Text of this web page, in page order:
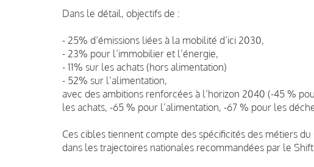
Dans le détail, objectifs de :
- 25% d’émissions liées à la mobilité d’ici 2030,
- 23% pour l’immobilier et l’énergie,
- 11% sur les achats (hors alimentation)
- 52% sur l’alimentation,
avec des ambitions renforcées à l’horizon 2040 (-45 %
les achats, -65 % pour l’alimentation, -67 % pour les
Ces cibles tiennent compte des spécificités des métiers
dans les trajectoires nationales recommandées par le